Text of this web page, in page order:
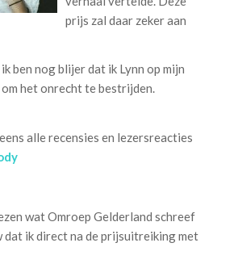
prijs zal daar zeker aan
ben nog blijer dat ik Lynn op mijn
om het onrecht te bestrijden.
alle recensies en lezersreacties
wat Omroep Gelderland schreef
dat ik direct na de prijsuitreiking met